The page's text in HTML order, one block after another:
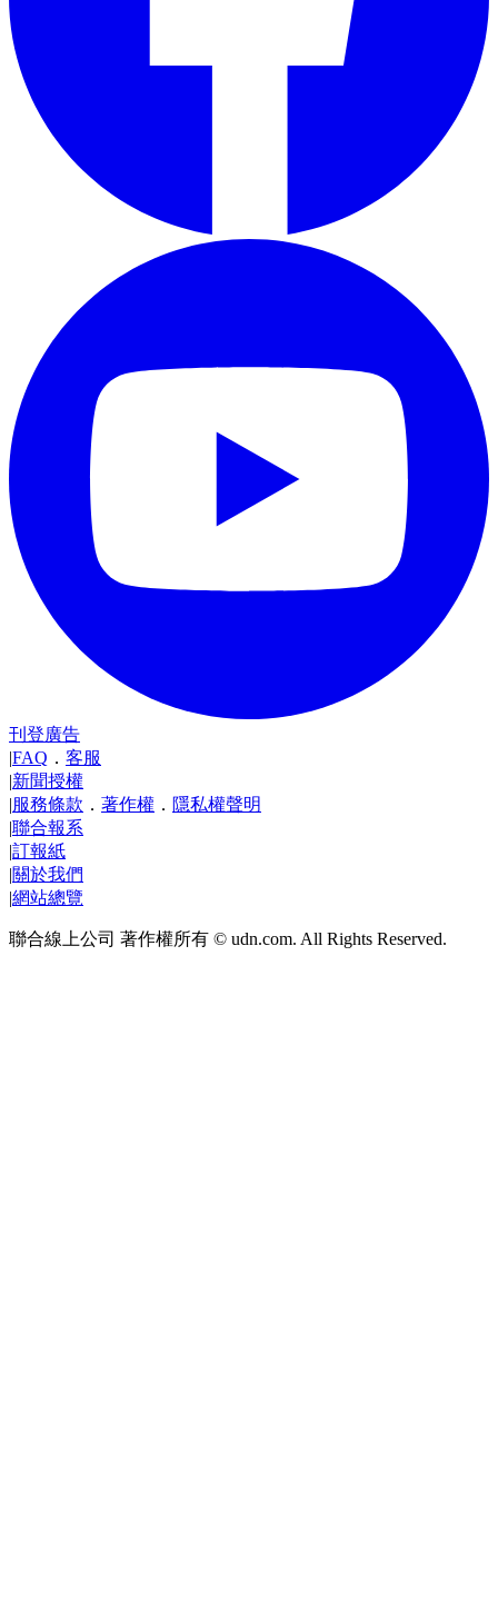
刊登廣告
|FAQ ． 客服
|新聞授權
|服務條款 ． 著作權 ． 隱私權聲明
|聯合報系
|訂報紙
|關於我們
|網站總覽
聯合線上公司 著作權所有 © udn.com. All Rights Reserved.